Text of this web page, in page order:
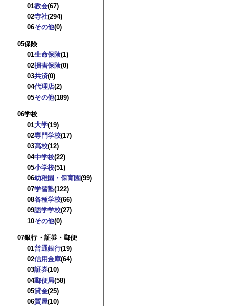
01教会(67)
02寺社(294)
06その他(0)
05保険
01生命保険(1)
02損害保険(0)
03共済(0)
04代理店(2)
05その他(189)
06学校
01大学(19)
02専門学校(17)
03高校(12)
04中学校(22)
05小学校(51)
06幼稚園・保育園(99)
07学習塾(122)
08各種学校(66)
09語学学校(27)
10その他(0)
07銀行・証券・郵便
01普通銀行(19)
02信用金庫(64)
03証券(10)
04郵便局(58)
05貸金(25)
06質屋(10)